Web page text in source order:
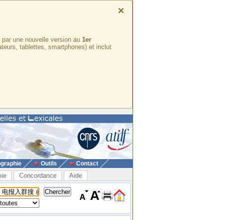
×
une nouvelle version au 1er
tablettes, smartphones) et inclut
Outils Contact
Concordance Aide